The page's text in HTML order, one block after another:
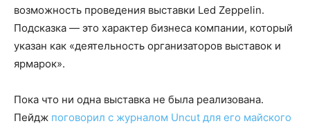
возможность проведения выставки Led Zeppelin.
Подсказка — это характер бизнеса компании, который
указан как «деятельность организаторов выставок и
ярмарок».
Пока что ни одна выставка не была реализована.
Пейдж поговорил с журналом Uncut для его майского